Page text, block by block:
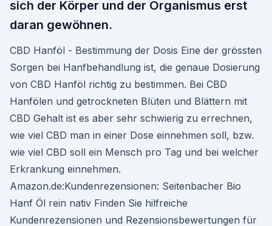
sich der Körper und der Organismus erst
daran gewöhnen.
CBD Hanföl - Bestimmung der Dosis Eine der grössten
Sorgen bei Hanfbehandlung ist, die genaue Dosierung
von CBD Hanföl richtig zu bestimmen. Bei CBD
Hanfölen und getrockneten Blüten und Blättern mit
CBD Gehalt ist es aber sehr schwierig zu errechnen,
wie viel CBD man in einer Dose einnehmen soll, bzw.
wie viel CBD soll ein Mensch pro Tag und bei welcher
Erkrankung einnehmen.
Amazon.de:Kundenrezensionen: Seitenbacher Bio
Hanf Öl rein nativ Finden Sie hilfreiche
Kundenrezensionen und Rezensionsbewertungen für